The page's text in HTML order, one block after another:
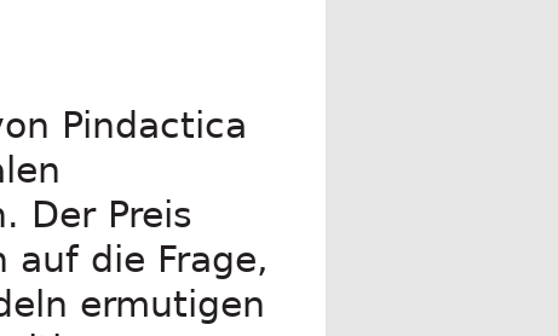
Pindactica
Der Preis
die Frage,
ermutigen